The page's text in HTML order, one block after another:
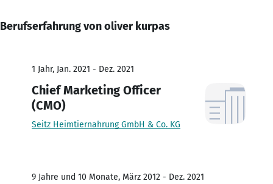
Berufserfahrung von oliver kurpas
1 Jahr, Jan. 2021 - Dez. 2021
Chief Marketing Officer
(CMO)
Seitz Heimtiernahrung GmbH & Co. KG
9 Jahre und 10 Monate, März 2012 - Dez. 2021